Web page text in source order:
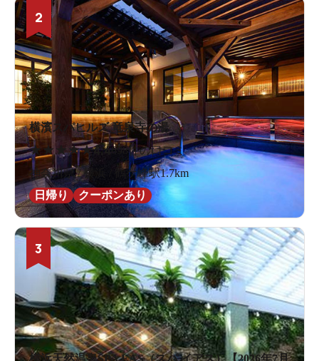
2
横濱スパヒルズ 竜泉寺の湯
★★ ★★★4.4698件の口コミ
神奈川県 / 横浜 / 鶴ケ峰駅1.7km
日帰り
クーポンあり
3
横浜天然温泉SPA EAS（スパ イアス）【2026年7月